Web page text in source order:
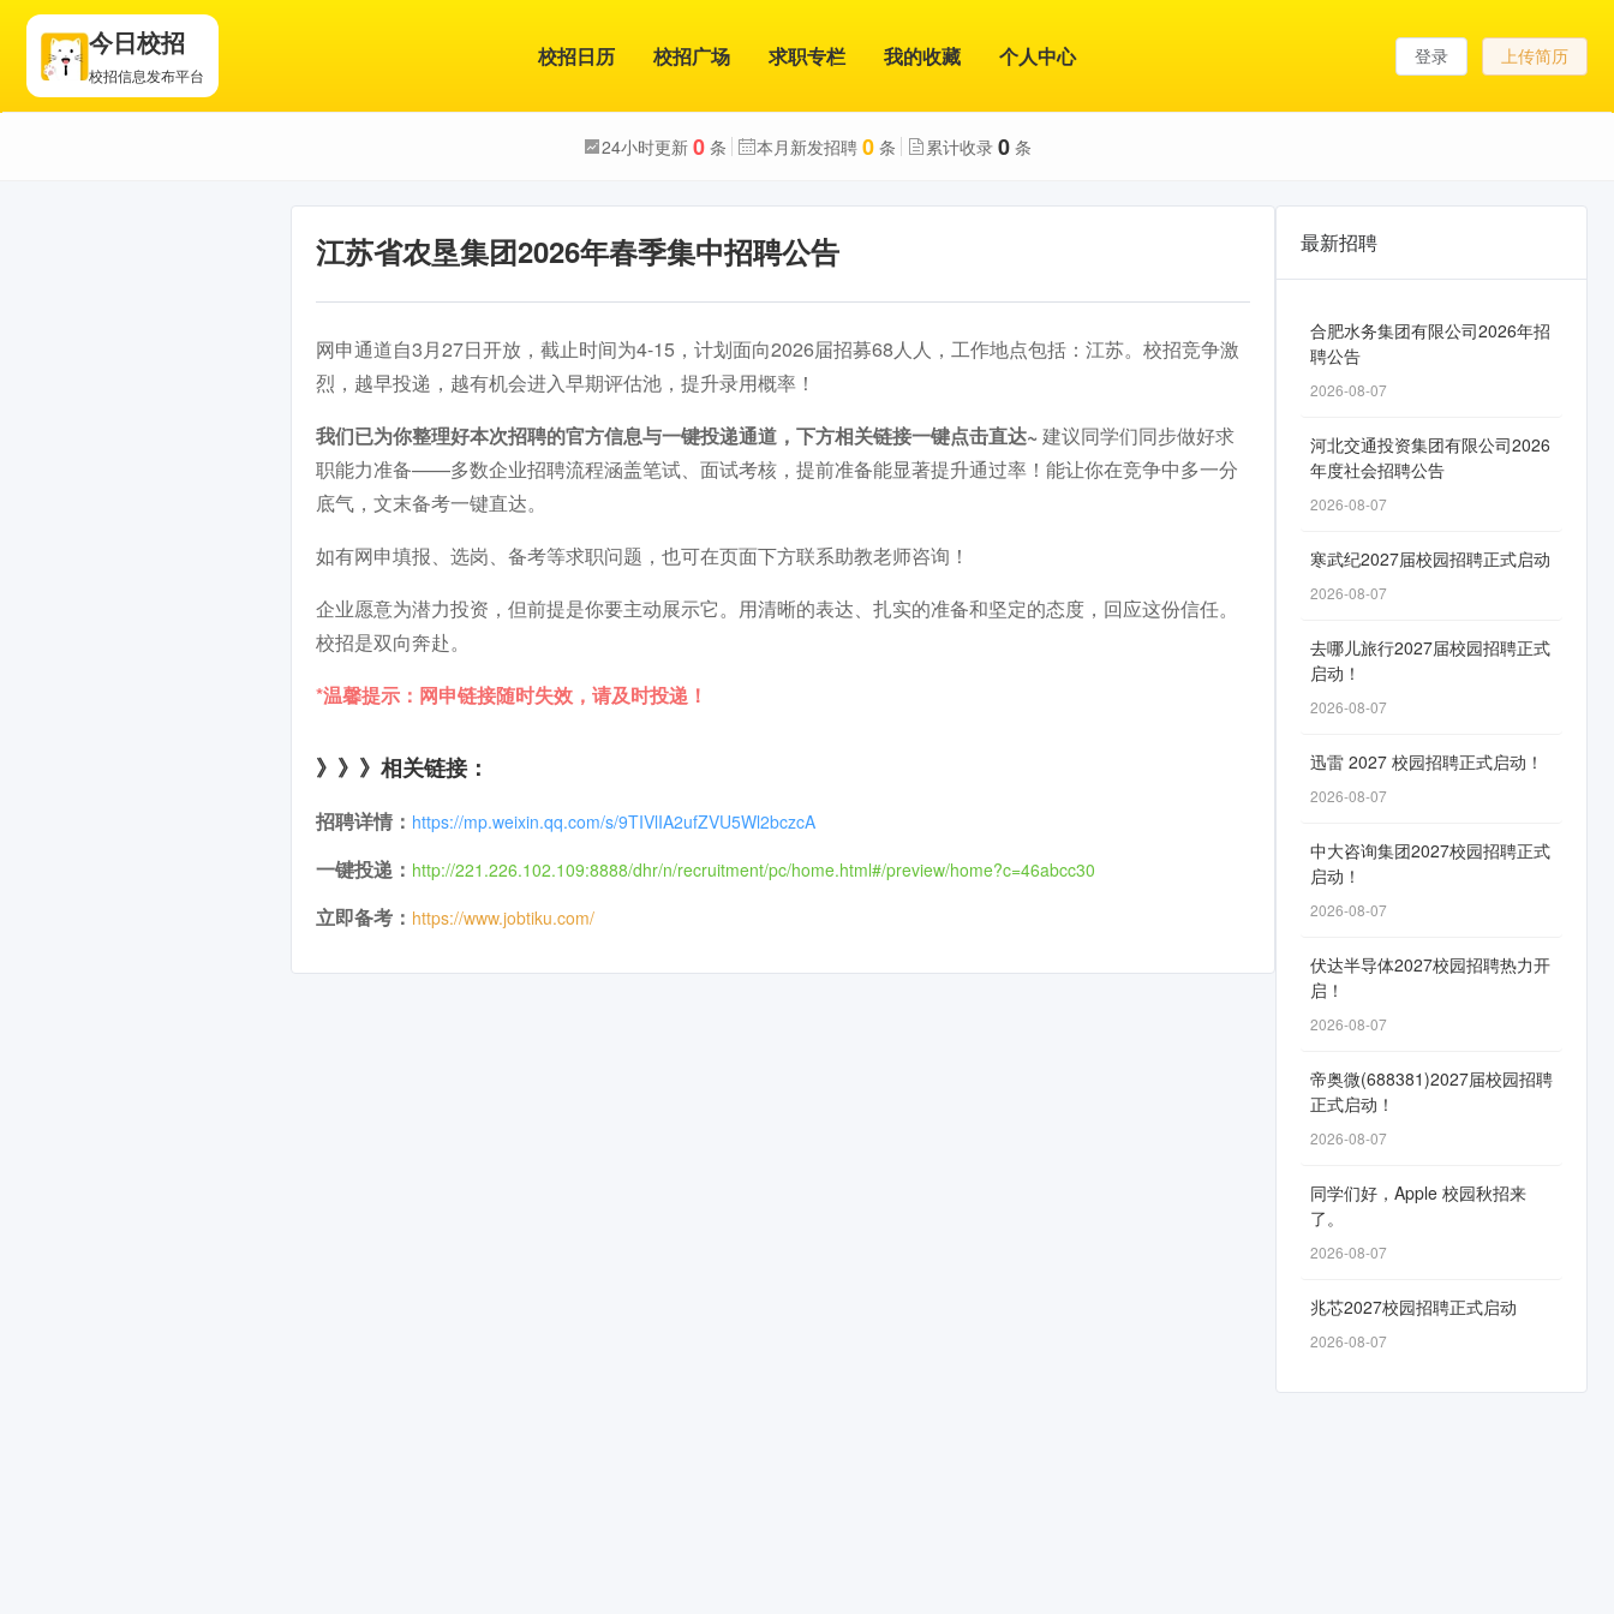
今日校招
校招信息发布平台
校招日历 校招广场 求职专栏 我的收藏 个人中心 登录 上传简历
24小时更新 0 条 本月新发招聘 0 条 累计收录 0 条
江苏省农垦集团2026年春季集中招聘公告
网申通道自3月27日开放，截止时间为4-15，计划面向2026届招募68人人，工作地点包括：江苏。校招竞争激
烈，越早投递，越有机会进入早期评估池，提升录用概率！
我们已为你整理好本次招聘的官方信息与一键投递通道，下方相关链接一键点击直达~ 建议同学们同步做好求
职能力准备——多数企业招聘流程涵盖笔试、面试考核，提前准备能显著提升通过率！能让你在竞争中多一分
底气，文末备考一键直达。
如有网申填报、选岗、备考等求职问题，也可在页面下方联系助教老师咨询！
企业愿意为潜力投资，但前提是你要主动展示它。用清晰的表达、扎实的准备和坚定的态度，回应这份信任。
校招是双向奔赴。
*温馨提示：网申链接随时失效，请及时投递！
》》》相关链接：
招聘详情： https://mp.weixin.qq.com/s/9TIVlIA2ufZVU5Wl2bczcA
一键投递： http://221.226.102.109:8888/dhr/n/recruitment/pc/home.html#/preview/home?c=46abcc30
立即备考： https://www.jobtiku.com/
最新招聘
合肥水务集团有限公司2026年招
聘公告
2026-08-07
河北交通投资集团有限公司2026
年度社会招聘公告
2026-08-07
寒武纪2027届校园招聘正式启动
2026-08-07
去哪儿旅行2027届校园招聘正式
启动！
2026-08-07
迅雷 2027 校园招聘正式启动！
2026-08-07
中大咨询集团2027校园招聘正式
启动！
2026-08-07
伏达半导体2027校园招聘热力开
启！
2026-08-07
帝奥微(688381)2027届校园招聘
正式启动！
2026-08-07
同学们好，Apple 校园秋招来
了。
2026-08-07
兆芯2027校园招聘正式启动
2026-08-07